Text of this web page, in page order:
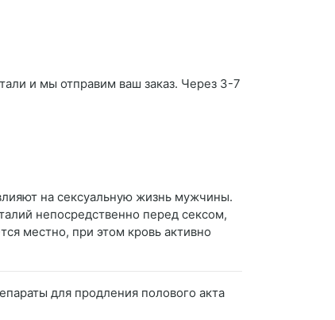
и мы отправим ваш заказ. Через 3-7
на сексуальную жизнь мужчины.
непосредственно перед сексом,
местно, при этом кровь активно
для продления полового акта